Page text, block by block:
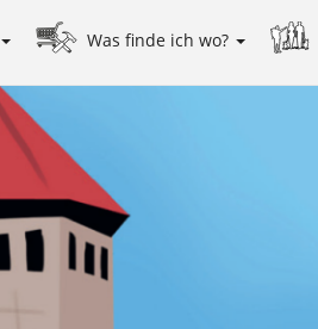
Was finde ich wo?